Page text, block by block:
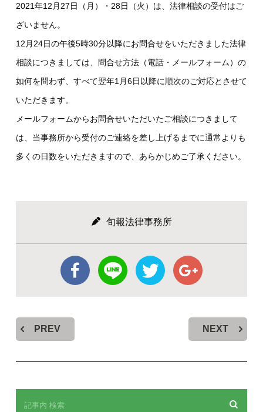
2021年12月27日（月）・28日（火）は、法律相談の受付はご
ざいません。
12月24日の午後5時30分以降にお問合せをいただきました法律
相談につきましては、問合せ方法（電話・メールフォーム）の
如何を問わず、すべて翌年1月6日以降に順次のご対応とさせて
いただきます。
メールフォームからお問合せいただいたご相談につきまして
は、当事務所から受付のご連絡を差し上げるまでに通常よりも
多くの日数をいただきますので、あらかじめご了承ください。
旬報法律事務所
PREV NEXT